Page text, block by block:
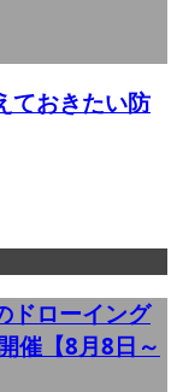
ておきたい防
ドローイング
催【8月8日～